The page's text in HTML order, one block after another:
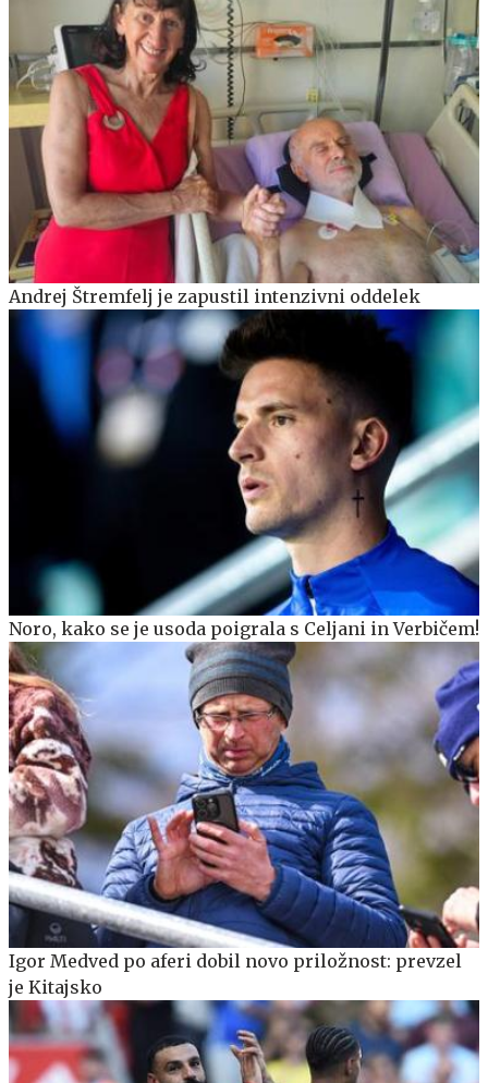
Andrej Štremfelj je zapustil intenzivni oddelek
Noro, kako se je usoda poigrala s Celjani in Verbičem!
Igor Medved po aferi dobil novo priložnost: prevzel
je Kitajsko